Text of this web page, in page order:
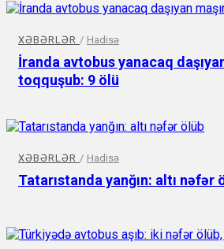
XƏBƏRLƏR / Hadisə
İranda avtobus yanacaq
toqquşub: 9 ölü
XƏBƏRLƏR / Hadisə
Tatarıstanda yanğın: altı nəfər